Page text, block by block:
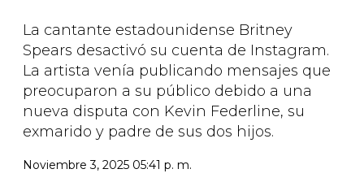
La cantante estadounidense Britney
Spears desactivó su cuenta de Instagram.
La artista venía publicando mensajes que
preocuparon a su público debido a una
nueva disputa con Kevin Federline, su
exmarido y padre de sus dos hijos.
Noviembre 3, 2025 05:41 p. m.